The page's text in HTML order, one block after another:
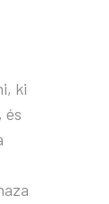
ki
és